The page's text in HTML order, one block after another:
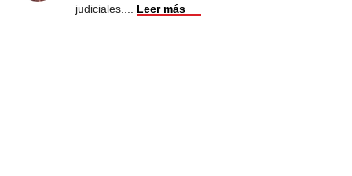
judiciales.
Leer más